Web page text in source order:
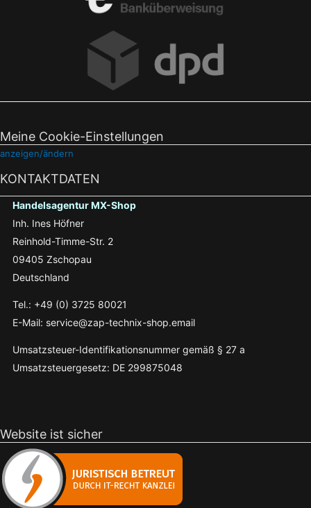
Meine Cookie-Einstellungen
anzeigen/ändern
KONTAKTDATEN
Handelsagentur MX-Shop
Inh. Ines Höfner
Reinhold-Timme-Str. 2
09405 Zschopau
Deutschland
Tel.: +49 (0) 3725 80021
E-Mail: service@zap-technix-shop.email
Umsatzsteuer-Identifikationsnummer gemäß § 27 a
Umsatzsteuergesetz: DE 299875048
Website ist sicher